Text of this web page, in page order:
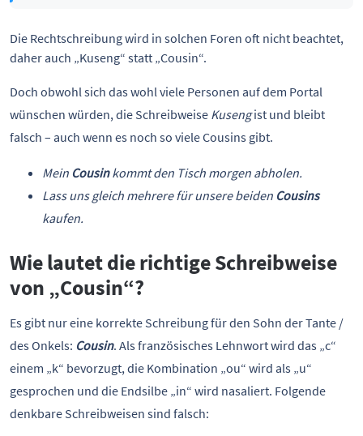
Die Rechtschreibung wird in solchen Foren oft nicht beachtet,
daher auch „Kuseng“ statt „Cousin“.
Doch obwohl sich das wohl viele Personen auf dem Portal
wünschen würden, die Schreibweise Kusengist und bleibt
falsch – auch wenn es noch so viele Cousins gibt.
Mein Cousinkommt den Tisch morgen abholen.
Lass uns gleich mehrere für unsere beiden Cousins
kaufen.
Wie lautet die richtige Schreibweise
von „Cousin“?
Es gibt nur eine korrekte Schreibung für den Sohn der Tante /
des Onkels: Cousin. Als französisches Lehnwort wird das „c“
einem „k“ bevorzugt, die Kombination „ou“ wird als „u“
gesprochen und die Endsilbe „in“ wird nasaliert. Folgende
denkbare Schreibweisen sind falsch: